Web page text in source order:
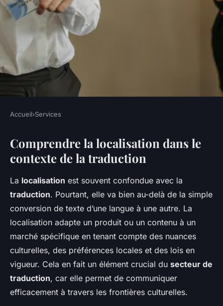
Découvrez Comment la
Localisation Révolutionne le
Monde de la Traduction
Sohan • 5 mai 2025 • 6 min de lecture
Accueil›Services
Comprendre la localisation dans le
contexte de la traduction
La localisation est souvent confondue avec la
traduction. Pourtant, elle va bien au-delà de la simple
conversion de texte d’une langue à une autre. La
localisation adapte un produit ou un contenu à un
marché spécifique en tenant compte des nuances
culturelles, des préférences locales et des lois en
vigueur. Cela en fait un élément crucial du secteur de
traduction, car elle permet de communiquer
efficacement à travers les frontières culturelles.